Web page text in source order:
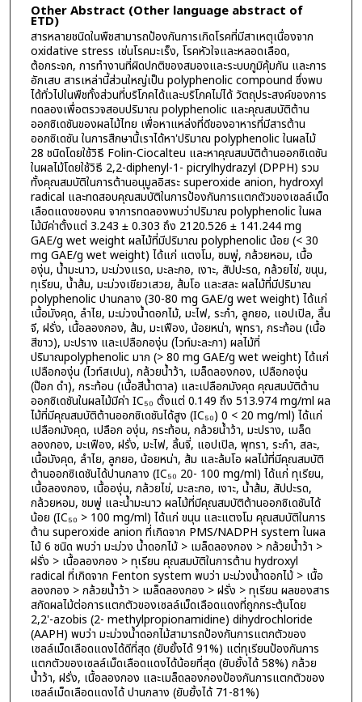
Other Abstract (Other language abstract of
ETD)
สารหลายชนิดในพืชสามารถป้องกันการเกิดโรคที่มีสาเหตุเนื่องจาก
oxidative stress เช่นโรคมะเร็ง, โรคหัวใจและหลอดเลือด,
ต้อกระจก, การทำงานที่ผิดปกติของสมองและระบบภูมิคุ้มกัน และการ
อักเสบ สารเหล่านี้ส่วนใหญ่เป็น polyphenolic compound ซึ่งพบ
ได้ทั่วไปในพืชทั้งส่วนที่บริโภคได้และบริโภคไม่ได้ วัตถุประสงค์ของการ
ทดลองเพื่อตรวจสอบปริมาณ polyphenolic และคุณสมบัติต้าน
ออกซิเดชันของผลไม้ไทย เพื่อหาแหล่งที่ดีของอาหารที่มีสารต้าน
ออกซิเดชัน ในการสืกษานื้เราได้หา'ปริมาณ polyphenolic ในผลไม้
28 ชนิดโดยใช้วิธี Folin-Ciocalteu และหาคุณสมบัติต้านออกซิเดชัน
ในผลไม้โดยใช้วิธี 2,2-diphenyl-1- picrylhydrazyl (DPPH) รวม
ทั้งคุณสมบัติในการต้านอนุมูลอิสระ superoxide anion, hydroxyl
radical และทดสอบคุณสมบัติในการป้องกันการแตกตัวของเซลล์เม็ด
เลือดแดงของคน จาการทดลองพบว่าปริมาณ polyphenolic ในผล
ไม้มีค่าตั้งแต่ 3.243 ± 0.303 ถึง 2120.526 ± 141.244 mg
GAE/g wet weight ผลไม้ที่มีปริมาณ polyphenolic น้อย (< 30
mg GAE/g wet weight) ได้แก่ แตงโม, ชมพู่, กล้วยหอม, เนื้อ
องุ่น, น้ำมะนาว, มะม่วงแรด, มะละกอ, เงาะ, สัปปะรด, กล้วยไข่, ขนุน,
ทุเรียน, น้ำส้ม, มะม่วงเขียวเสวย, ส้มโอ และสละ ผลไม้ที่มีปริมาณ
polyphenolic ปานกลาง (30-80 mg GAE/g wet weight) ได้แก่
เนื้อมังคุด, ลำไย, มะม่วงน้ำดอกไม้, มะไฟ, ระกำ, ลูกยอ, แอปเปิล, ลิ้น
จี, ฝรั่ง, เนื้อลองกอง, ส้ม, มะเฟือง, น้อยหน่า, พุทรา, กระท้อน (เนื้อ
สีขาว), มะปราง และเปลือกองุ่น (ไวท์มะละกา) ผลไม้ที่
ปริมาณpolyphenolic มาก (> 80 mg GAE/g wet weight) ได้แก่
เปลือกองุ่น (ไวท์สเปน), กล้วยน้ำว้า, เมล็ดลองกอง, เปลือกองุ่น
(ป๊อก ดำ), กระท้อน (เนื้อสีน้ำตาล) และเปลือกมังคุด คุณสมบัติต้าน
ออกซิเดชันในผลไม้มีค่า IC₅₀ ตั้งแต่ 0.149 ถึง 513.974 mg/ml ผล
ไม้ที่มีคุณสมบัติต้านออกซิเดชันได้สูง (IC₅₀) 0 < 20 mg/ml) ได้แก่
เปลือกมังคุด, เปลือก องุ่น, กระท้อน, กล้วยน้ำว้า, มะปราง, เมล็ด
ลองกอง, มะเฟือง, ฝรั่ง, มะไฟ, ลิ้นจี่, แอปเปิล, พุทรา, ระกำ, สละ,
เนื้อมังคุด, ลำไย, ลูกยอ, น้อยหน่า, ส้ม และล้มโอ ผลไม้ที่มีคุณสมบัติ
ต้านออกซิเดชันได้ปานกลาง (IC₅₀ 20- 100 mg/ml) ได้แก่ ทุเรียน,
เนื้อลองกอง, เนื้อองุ่น, กล้วยไข่, มะละกอ, เงาะ, น้ำส้ม, สัปปะรด,
กล้วยหอม, ชมพู่ และน้ำมะนาว ผลไม้ที่มีคุณสมบัติต้านออกซิเดชันได้
น้อย (IC₅₀ > 100 mg/ml) ได้แก่ ขนุน และแตงโม คุณสมบัติในการ
ต้าน superoxide anion ที่เกิดจาก PMS/NADPH system ในผล
ไม้ 6 ชนิด พบว่า มะม่วง น้ำดอกไม้ > เมล็ดลองกอง > กล้วยน้ำว้า >
ฝรั่ง > เนื้อลองกอง > ทุเรียน คุณสมบัติในการต้าน hydroxyl
radical ที่เกิดจาก Fenton system พบว่า มะม่วงน้ำดอกไม้ > เนื้อ
ลองกอง > กล้วยน้ำว้า > เมล็ดลองกอง > ฝรั่ง > ทุเรียน ผลของสาร
สกัดผลไม้ต่อการแตกตัวของเซลล์เม็ดเลือดแดงที่ถูกกระตุ้นโดย
2,2'-azobis (2- methylpropionamidine) dihydrochloride
(AAPH) พบว่า มะม่วงน้ำดอกไม้สามารถป้องกันการแตกตัวของ
เซลล์เม็ดเลือดแดงได้ดีที่สุด (ยับยั้งได้ 91%) แต่ทุเรียนป้องกันการ
แตกตัวของเซลล์เม็ดเลือดแดงได้น้อยที่สุด (ยับยั้งได้ 58%) กล้วย
น้ำว้า, ฝรั่ง, เนื้อลองกอง และเมล็ดลองกองป้องกันการแตกตัวของ
เซลล์เม็ดเลือดแดงได้ ปานกลาง (ยับยั้งได้ 71-81%)